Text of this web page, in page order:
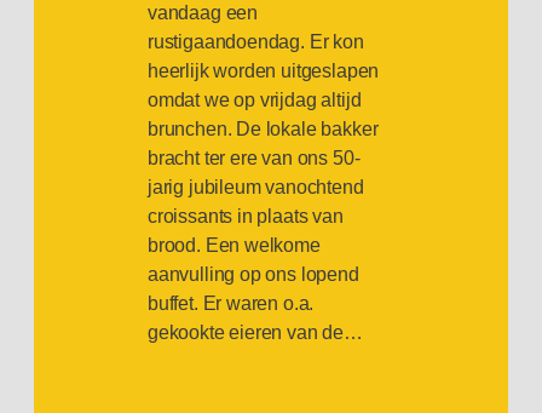
vandaag een
rustigaandoendag. Er kon
heerlijk worden uitgeslapen
omdat we op vrijdag altijd
brunchen. De lokale bakker
bracht ter ere van ons 50-
jarig jubileum vanochtend
croissants in plaats van
brood. Een welkome
aanvulling op ons lopend
buffet. Er waren o.a.
gekookte eieren van de…